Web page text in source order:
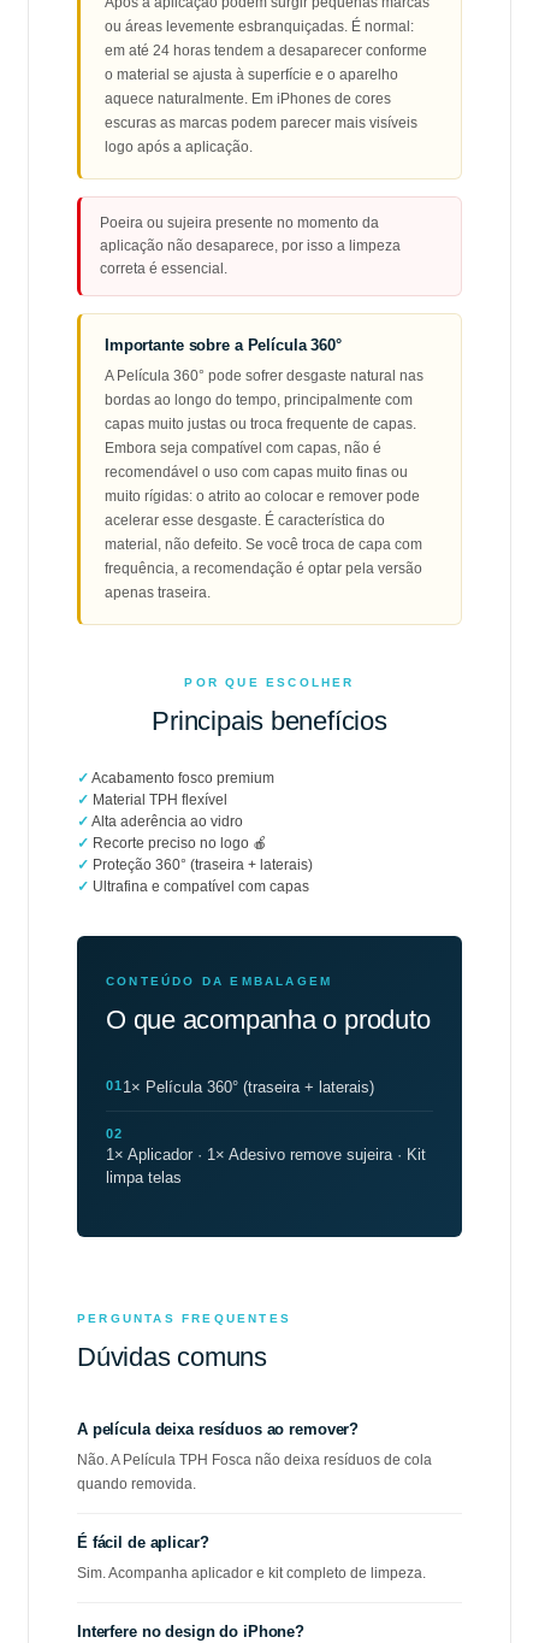
ou áreas levemente esbranquiçadas. É normal:
em até 24 horas tendem a desaparecer conforme
o material se ajusta à superfície e o aparelho
aquece naturalmente. Em iPhones de cores
escuras as marcas podem parecer mais visíveis
logo após a aplicação.
Poeira ou sujeira presente no momento da
aplicação não desaparece, por isso a limpeza
correta é essencial.
Importante sobre a Película 360°
A Película 360° pode sofrer desgaste natural nas
bordas ao longo do tempo, principalmente com
capas muito justas ou troca frequente de capas.
Embora seja compatível com capas, não é
recomendável o uso com capas muito finas ou
muito rígidas: o atrito ao colocar e remover pode
acelerar esse desgaste. É característica do
material, não defeito. Se você troca de capa com
frequência, a recomendação é optar pela versão
apenas traseira.
POR QUE ESCOLHER
Principais benefícios
✓ Acabamento fosco premium
✓ Material TPH flexível
✓ Alta aderência ao vidro
✓ Recorte preciso no logo 🍎
✓ Proteção 360° (traseira + laterais)
✓ Ultrafina e compatível com capas
CONTEÚDO DA EMBALAGEM
O que acompanha o produto
01 1× Película 360° (traseira + laterais)
02
1× Aplicador · 1× Adesivo remove sujeira · Kit
limpa telas
PERGUNTAS FREQUENTES
Dúvidas comuns
A película deixa resíduos ao remover?
Não. A Película TPH Fosca não deixa resíduos de cola
quando removida.
É fácil de aplicar?
Sim. Acompanha aplicador e kit completo de limpeza.
Interfere no design do iPhone?